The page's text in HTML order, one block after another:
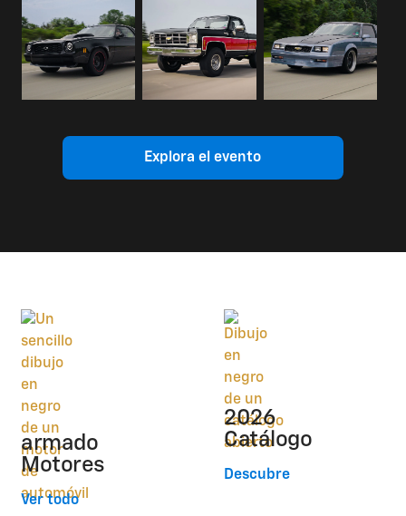
Explora el evento
armado
Motores
Ver todo
2026
Catálogo
Descubre